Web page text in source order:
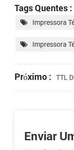
Tags Quentes :
Impressora
Impressora
Próximo : TTL
Enviar